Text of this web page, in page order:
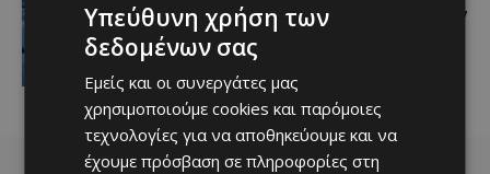
Σύλληψη 37χρονου για απάτη άνω των
€800 χιλ. με εισαγωγές αυτοκινήτων
– 20 υποθέσεις σε Λεμεσό και
Λευκωσία
06/08/2026
Υπεύθυνη χρήση των
δεδομένων σας
Εμείς και οι συνεργάτες μας
χρησιμοποιούμε cookies και παρόμοιες
τεχνολογίες για να αποθηκεύουμε και να
έχουμε πρόσβαση σε πληροφορίες στη